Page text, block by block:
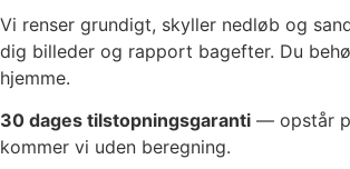
Vi renser grundigt, skyller nedløb og
dig billeder og rapport bagefter. Du
hjemme.
30 dages tilstopningsgaranti — opstår
kommer vi uden beregning.